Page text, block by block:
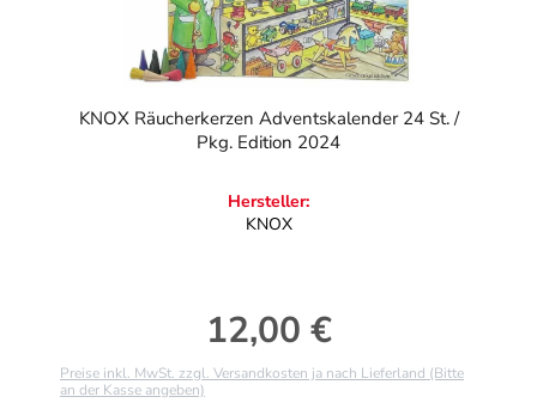
KNOX Räucherkerzen Adventskalender 24 St. /
Pkg. Edition 2024
Hersteller:
KNOX
Regulärer Preis:
12,00 €
Preise inkl. MwSt. zzgl. Versandkosten ja nach Lieferland (Bitte
an der Kasse angeben)